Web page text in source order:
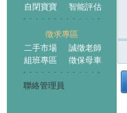
自閉寶寶
智能評估
徵求專區
二手市場
誠徵老師
組班專區
徵保母車
聯絡管理員